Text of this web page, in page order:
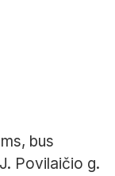
bus
Povilaičio g.